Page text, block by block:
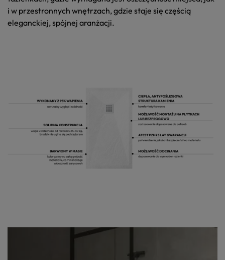
i w przestronnych wnętrzach, gdzie staje się częścią
eleganckiej, spójnej aranżacji.